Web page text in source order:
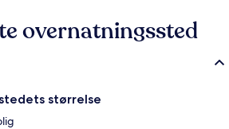
overnatningssted
størrelse